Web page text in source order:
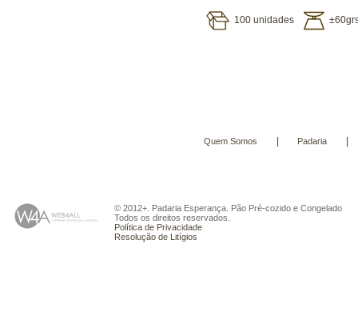
100 unidades
Quem Somos Padaria
© 2012+. Padaria Esperança. Pão Pré-cozido e Congelado
Todos os direitos reservados.
Política de Privacidade
Resolução de Litígios